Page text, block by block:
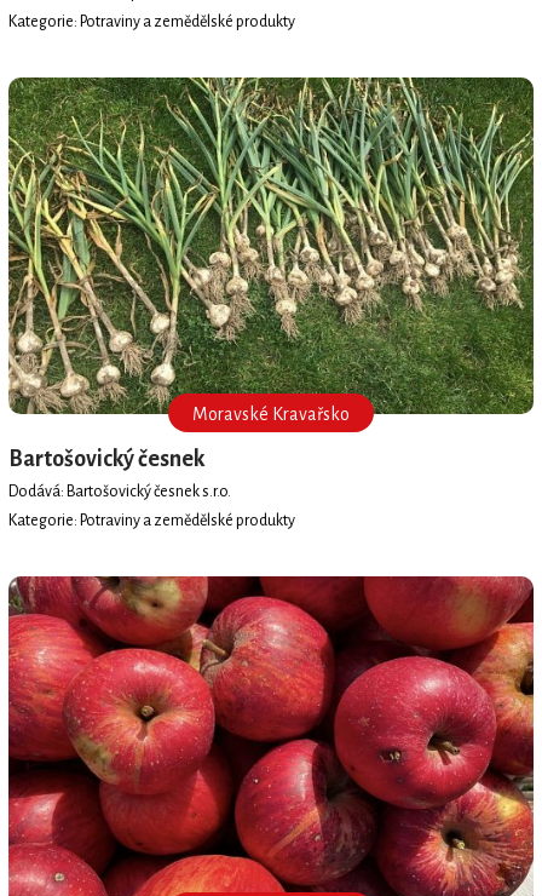
Kategorie: Potraviny a zemědělské produkty
Moravské Kravařsko
Bartošovický česnek
Dodává: Bartošovický česnek s.r.o.
Kategorie: Potraviny a zemědělské produkty